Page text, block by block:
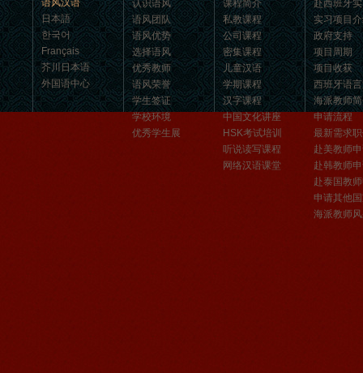
锡校学习汉语，这是一个非常好的学习
汉语和交朋友的好地方。 ...
语风汉语
日本語
한국어
Français
芥川日本语
外国语中心
认识语风
语风团队
语风优势
选择语风
优秀教师
语风荣誉
学生签证
学校环境
优秀学生展
课程简介
私教课程
公司课程
密集课程
儿童汉语
学期课程
汉字课程
中国文化讲座
HSK考试培训
听说读写课程
网络汉语课堂
赴西班牙
实习项目
政府支持
项目周期
项目收获
西班牙语
海派教师
申请流程
最新需求
赴美教师
赴韩教师
赴泰国教
申请其他
海派教师